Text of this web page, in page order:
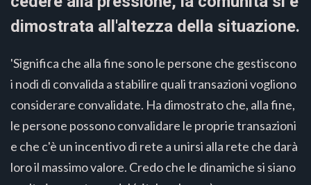
dimostrata all'altezza della situazione.
'Significa che alla fine sono le persone che gestiscono
i nodi di convalida a stabilire quali transazioni vogliono
considerare convalidate. Ha dimostrato che, alla fine,
le persone possono convalidare le proprie transazioni
e che c'è un incentivo di rete a unirsi alla rete che darà
loro il massimo valore. Credo che le dinamiche si siano